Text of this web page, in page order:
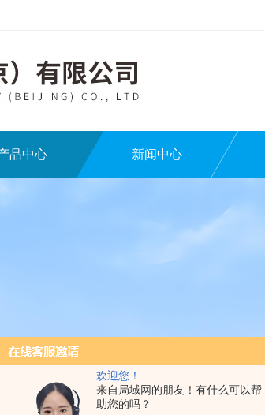
欢迎您！
来自局域网的朋友！有什么可以帮
助您的吗？
品中心 新闻中心